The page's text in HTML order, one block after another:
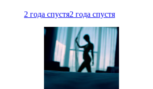
2 года спустя2 года спустя